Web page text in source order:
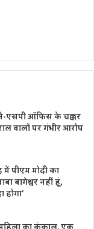
एसपी ऑफिस के चक्कर
वालों पर गंभीर आरोप
में पीएम मोदी का
बागेश्वर नहीं हूं,